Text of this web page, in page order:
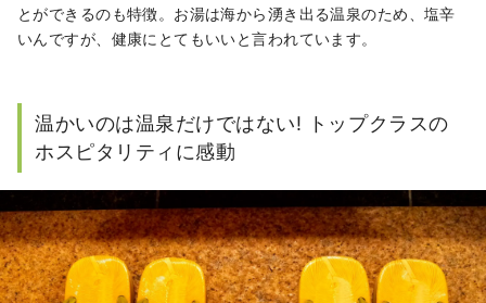
とができるのも特徴。お湯は海から湧き出る温泉のため、塩辛
いんですが、健康にとてもいいと言われています。
温かいのは温泉だけではない! トップクラスの
ホスピタリティに感動